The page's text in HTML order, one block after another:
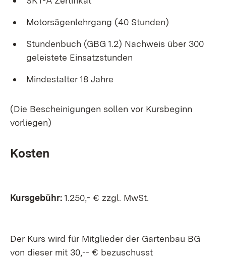
Motorsägenlehrgang (40 Stunden)
Stundenbuch (GBG 1.2) Nachweis über 300
geleistete Einsatzstunden
Mindestalter 18 Jahre
(Die Bescheinigungen sollen vor Kursbeginn
vorliegen)
Kosten
Kursgebühr:1.250,- € zzgl. MwSt.
Der Kurs wird für Mitglieder der Gartenbau BG
von dieser mit 30,-- € bezuschusst